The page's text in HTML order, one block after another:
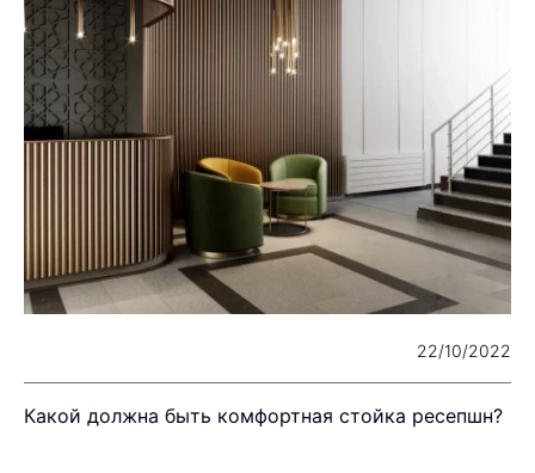
22/10/2022
Какой должна быть комфортная стойка ресепшн?